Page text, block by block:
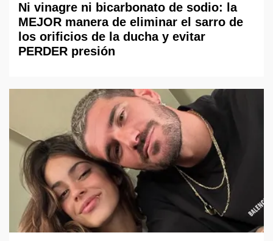
Ni vinagre ni bicarbonato de sodio: la
MEJOR manera de eliminar el sarro de
los orificios de la ducha y evitar
PERDER presión